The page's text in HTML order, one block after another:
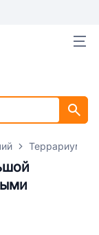
Террариумы